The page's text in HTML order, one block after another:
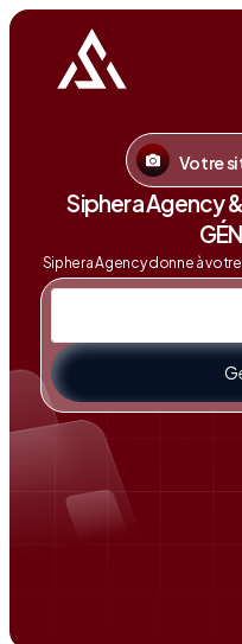
Votre
Siphera Agency &
Siphera Agency donne à